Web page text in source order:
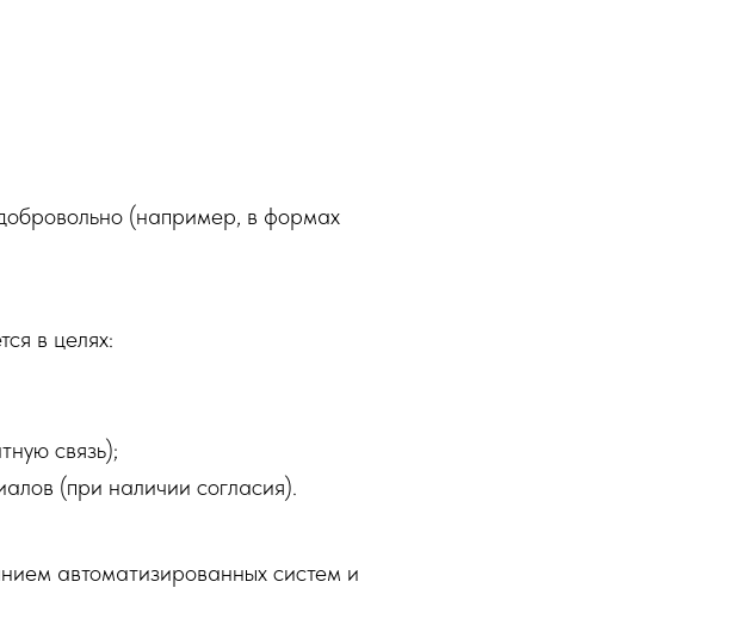
(например, в формах
в целях:
связь);
(при наличии согласия).
автоматизированных систем и